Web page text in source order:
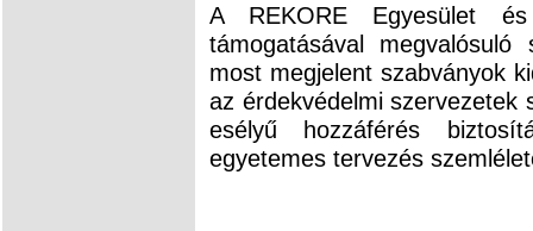
A REKORE Egyesület
támogatásával
most megjelent szabványok
az érdekvédelmi szervezetek
esélyű hozzáférés
egyetemes tervezés